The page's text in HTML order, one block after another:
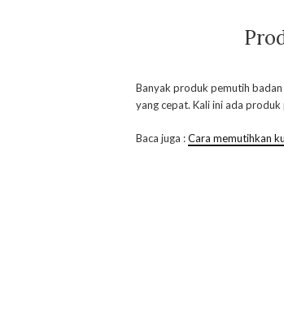
Banyak produk pemutih
yang cepat. Kali ini ada
Baca juga :Cara memutihkan